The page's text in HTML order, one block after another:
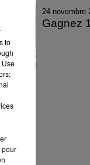
24 novembre
Gagnez
to
Use
pour